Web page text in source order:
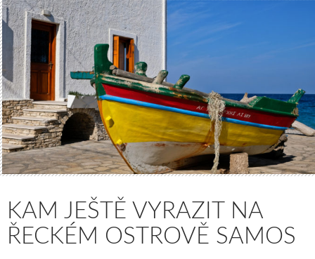
KAM JEŠTĚ VYRAZIT NA
ŘECKÉM OSTROVĚ SAMOS